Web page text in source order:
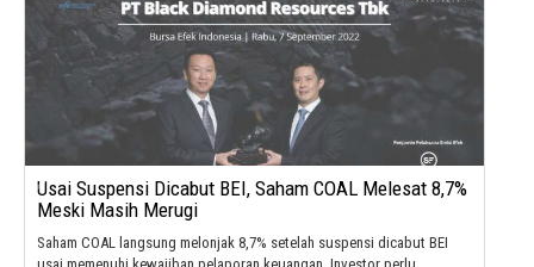
Usai Suspensi Dicabut BEI, Saham COAL Melesat 8,7%
Meski Masih Merugi
Saham COAL langsung melonjak 8,7% setelah suspensi dicabut BEI